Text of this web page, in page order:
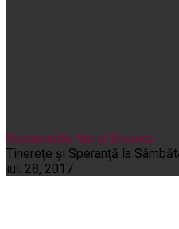
Evenimente Noi și Biserica
Tinerețe și Speranță la
iul. 28, 2017